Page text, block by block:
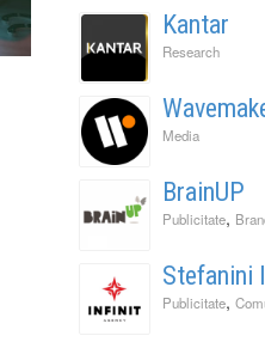
Kantar
Research
Media
BrainUP
Publicitate,
Stefanini
Publicitate,